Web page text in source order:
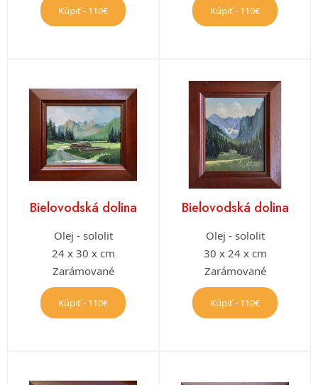
Kúpiť - 110€ Kúpiť - 110€
Bielovodská dolina
Olej - sololit
24 x 30 x cm
Zarámované
Kúpiť - 110€
Bielovodská dolina
Olej - sololit
30 x 24 x cm
Zarámované
Kúpiť - 110€